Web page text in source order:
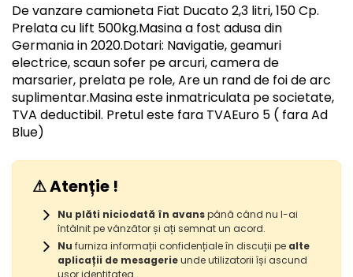
De vanzare camioneta Fiat Ducato 2,3 litri, 150 Cp.
Prelata cu lift 500kg.Masina a fost adusa din
Germania in 2020.Dotari: Navigatie, geamuri
electrice, scaun sofer pe arcuri, camera de
marsarier, prelata pe role, Are un rand de foi de arc
suplimentar.Masina este inmatriculata pe societate,
TVA deductibil. Pretul este fara TVAEuro 5 ( fara Ad
Blue)
⚠ Atenție !
Nu plăti niciodată în avanspână când nu l-ai
întâlnit pe vânzător și ați semnat un acord.
Nu furniza informații confidențiale în discuții pe alte
aplicații de mesagerieunde utilizatorii își ascund
ușor identitatea.